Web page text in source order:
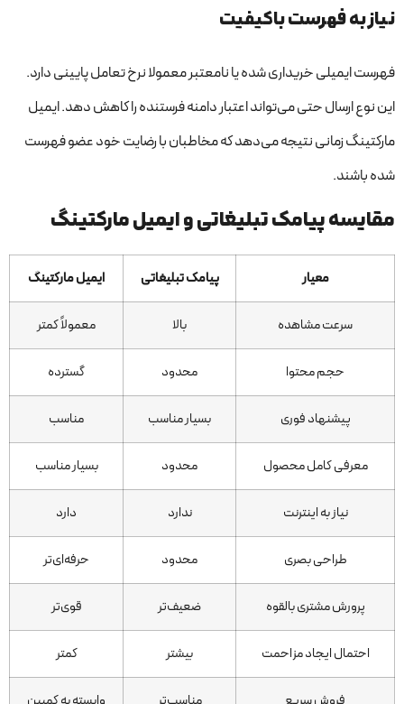
نیاز به فهرست باکیفیت
فهرست ایمیلی خریداری شده یا نامعتبر معمولا نرخ تعامل پایینی دارد.
این نوع ارسال حتی می‌تواند اعتبار دامنه فرستنده را کاهش دهد. ایمیل
مارکتینگ زمانی نتیجه می‌دهد که مخاطبان با رضایت خود عضو فهرست
شده باشند.
مقایسه پیامک تبلیغاتی و ایمیل مارکتینگ
معیار پیامک تبلیغاتی ایمیل مارکتینگ
سرعت مشاهده بالا معمولاً کمتر
حجم محتوا محدود گسترده
پیشنهاد فوری بسیار مناسب مناسب
معرفی کامل محصول محدود بسیار مناسب
نیاز به اینترنت ندارد دارد
طراحی بصری محدود حرفه‌ای‌تر
پرورش مشتری بالقوه ضعیف‌تر قوی‌تر
احتمال ایجاد مزاحمت بیشتر کمتر